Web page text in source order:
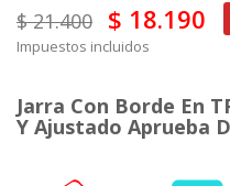
$ 21.400 $ 18.190
Impuestos incluidos
Jarra Con Borde En
Y Ajustado Aprueba